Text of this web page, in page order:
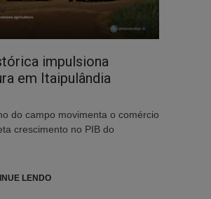
impulsiona
em Itaipulândia
do campo movimenta o comércio
crescimento no PIB do
LENDO